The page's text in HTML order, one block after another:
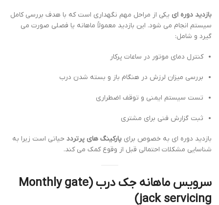
بازدید دوره ای یکی از مراحل مهم نگهداری است که با هدف بررسی کامل
سیستم انجام می شود. این بازدید معمولاً ماهانه یا فصلی صورت می
گیرد و شامل:
کنترل دمای موتور در ساعات پرکار
بررسی میزان لرزش در هنگام باز و بسته شدن درب
تست سیستم ایمنی و توقف اضطراری
ثبت گزارش فنی برای مشتری
بازدید دوره ای به خصوص برای پارکینگ های پرتردد حیاتی است زیرا به
شناسایی مشکلات احتمالی قبل از وقوع کمک می کند.
سرویس ماهانه جک درب (Monthly gate
jack servicing)